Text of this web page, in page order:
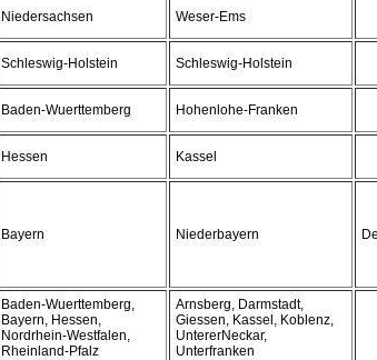
Niedersachsen Weser-Ems
Schleswig-Holstein Schleswig-Holstein
Baden-Wuerttemberg Hohenlohe-Franken
Hessen Kassel
Bayern Niederbayern
Baden-Wuerttemberg,
Bayern, Hessen,
Nordrhein-Westfalen,
Rheinland-Pfalz
Arnsberg, Darmstadt,
Giessen, Kassel, Koblenz,
UntererNeckar,
Unterfranken